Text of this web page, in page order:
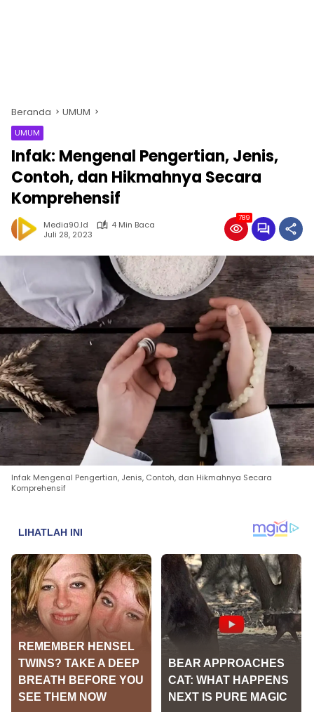
Beranda UMUM
UMUM
Infak: Mengenal Pengertian, Jenis,
Contoh, dan Hikmahnya Secara
Komprehensif
Media90.id
4 Min Baca
Juli 28, 2023
789
Infak Mengenal Pengertian, Jenis, Contoh, dan Hikmahnya Secara
Komprehensif